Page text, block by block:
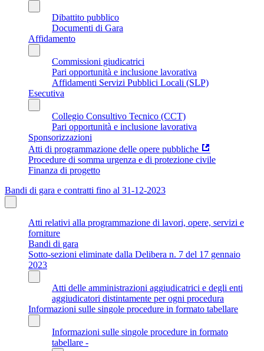
Dibattito pubblico
Documenti di Gara
Affidamento
Commissioni giudicatrici
Pari opportunità e inclusione lavorativa
Affidamenti Servizi Pubblici Locali (SLP)
Esecutiva
Collegio Consultivo Tecnico (CCT)
Pari opportunità e inclusione lavorativa
Sponsorizzazioni
Atti di programmazione delle opere pubbliche
Procedure di somma urgenza e di protezione civile
Finanza di progetto
Bandi di gara e contratti fino al 31-12-2023
Atti relativi alla programmazione di lavori, opere, servizi e
forniture
Bandi di gara
Sotto-sezioni eliminate dalla Delibera n. 7 del 17 gennaio
2023
Atti delle amministrazioni aggiudicatrici e degli enti
aggiudicatori distintamente per ogni procedura
Informazioni sulle singole procedure in formato tabellare
Informazioni sulle singole procedure in formato
tabellare -